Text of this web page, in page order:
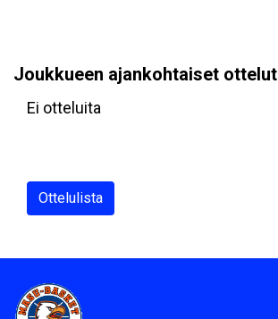
Joukkueen ajankohtaiset ottelut
Ei otteluita
Ottelulista